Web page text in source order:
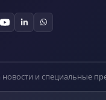
и специальные